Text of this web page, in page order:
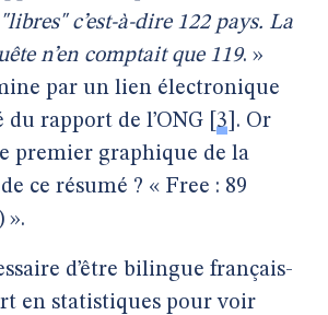
c’est-à-dire 122 pays. La
n’en comptait que 119. »
par un lien électronique
du rapport de l’ONG 3 . Or
premier graphique de la
ce résumé ? « Free : 89
».
d’être bilingue français-
en statistiques pour voir